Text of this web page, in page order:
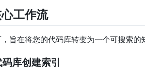
工作流
旨在将您的代码库转变为一个可搜索的
库创建索引